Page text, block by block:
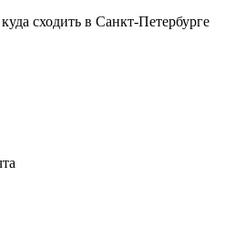
сходить в Санкт-Петербурге